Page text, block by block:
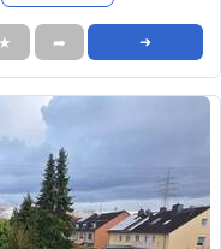
★ ➦ ➜